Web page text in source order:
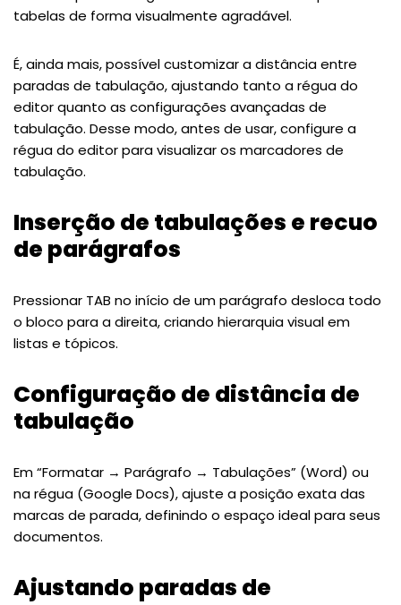
tabelas de forma visualmente agradável.
É, ainda mais, possível customizar a distância entre
paradas de tabulação, ajustando tanto a régua do
editor quanto as configurações avançadas de
tabulação. Desse modo, antes de usar, configure a
régua do editor para visualizar os marcadores de
tabulação.
Inserção de tabulações e recuo
de parágrafos
Pressionar TAB no início de um parágrafo desloca todo
o bloco para a direita, criando hierarquia visual em
listas e tópicos.
Configuração de distância de
tabulação
Em “Formatar → Parágrafo → Tabulações” (Word) ou
na régua (Google Docs), ajuste a posição exata das
marcas de parada, definindo o espaço ideal para seus
documentos.
Ajustando paradas de